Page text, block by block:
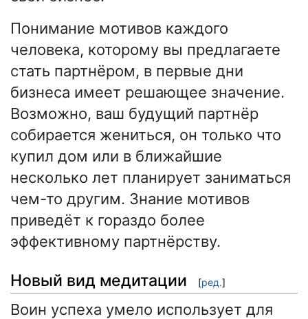
Понимание мотивов каждого
человека, которому вы предлагаете
стать партнёром, в первые дни
бизнеса имеет решающее значение.
Возможно, ваш будущий партнёр
собирается жениться, он только что
купил дом или в ближайшие
несколько лет планирует заниматься
чем-то другим. Знание мотивов
приведёт к гораздо более
эффективному партнёрству.
Новый вид медитации [ред.]
Воин успеха умело использует для